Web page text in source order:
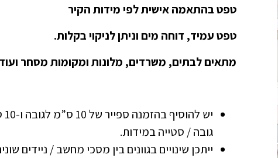
טפט בהתאמה אישית לפי מידות הקיר
טפט עמיד, דוחה מים וניתן לניקוי בקלות.
מתאים לבתים, משרדים, מלונות ומקומות מסחר
גובה / סטייה במידות.
ייתכן שינויים בגוונים בין מסכי מחשב / ניידים